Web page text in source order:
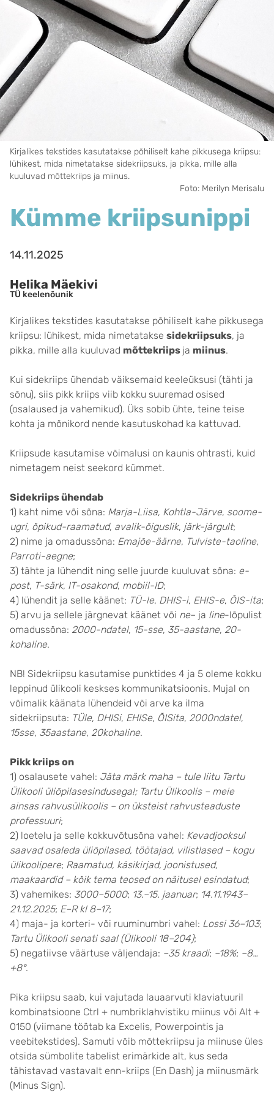
Kirjalikes tekstides kasutatakse põhiliselt kahe pikkusega kriipsu:
lühikest, mida nimetatakse sidekriipsuks, ja pikka, mille alla
kuuluvad mõttekriips ja miinus.
Foto: Merilyn Merisalu
Kümme kriipsunippi
14.11.2025
Helika Mäekivi
TÜ keelenõunik
Kirjalikes tekstides kasutatakse põhiliselt kahe pikkusega
kriipsu: lühikest, mida nimetatakse sidekriipsuks, ja
pikka, mille alla kuuluvad mõttekriips ja miinus.
Kui sidekriips ühendab väiksemaid keele­üksusi (tähti ja
sõnu), siis pikk kriips viib kokku suuremad osised
(osalaused ja vahemikud). Üks sobib ühte, teine teise
kohta ja mõnikord nende kasutuskohad ka kattuvad.
Kriipsude kasutamise võimalusi on kaunis ohtrasti, kuid
nimetagem neist seekord kümmet.
Sidekriips ühendab
1) kaht nime või sõna: Marja-Liisa, Kohtla-Järve, soome-
ugri, õpikud-raamatud, avalik-õiguslik, järk-järgult;
2) nime ja omadussõna: Emajõe-äärne, Tulviste-taoline,
Parroti-aegne;
3) tähte ja lühendit ning selle juurde kuuluvat sõna: e-
post, T-särk, IT-osakond, mobiil-ID;
4) lühendit ja selle käänet: TÜ-le, DHIS-i, EHIS-e, ÕIS-ita;
5) arvu ja sellele järgnevat käänet või ne– ja line-­lõpulist
omadussõna: 2000-ndatel, 15-sse, 35-aastane, 20-
kohaline.
NB! Sidekriipsu kasutamise punktides 4 ja 5 oleme kokku
leppinud ülikooli keskses kommunikatsioonis. Mujal on
võimalik käänata lühendeid või arve ka ilma
sidekriipsuta: TÜle, DHISi, EHISe, ÕISita, 2000ndatel,
15sse, 35aastane, 20kohaline.
Pikk kriips on
1) osalausete vahel: Jäta märk maha – tule liitu Tartu
Ülikooli üliõpilasesindusega!; Tartu Ülikoolis – meie
ainsas rahvusülikoolis – on üksteist rahvusteaduste
professuuri;
2) loetelu ja selle kokkuvõtusõna vahel: Kevadjooksul
saavad osaleda üliõpilased, töötajad, vilistlased – kogu
ülikoolipere; Raamatud, käsikirjad, joonistused,
maakaardid – kõik tema teosed on näitusel esindatud;
3) vahemikes: 3000–5000; 13.–15. jaanuar; 14.11.1943–
21.12.2025; E–R kl 8–17;
4) maja- ja korteri- või ruuminumbri vahel: Lossi 36–103;
Tartu Ülikooli senati saal (Ülikooli 18–204);
5) negatiivse väärtuse väljendaja: –35 kraadi; –18%; –8…
+8°.
Pika kriipsu saab, kui vajutada lauaarvuti klavia­tuuril
kombinatsioone Ctrl + numbri­klahvistiku miinus või Alt +
0150 (viimane töötab ka Excelis, Powerpointis ja
veebitekstides). Samuti võib mõttekriipsu ja miinuse üles
otsida sümbolite tabelist erimärkide alt, kus seda
tähistavad vastavalt enn-kriips (En Dash) ja miinusmärk
(Minus Sign).